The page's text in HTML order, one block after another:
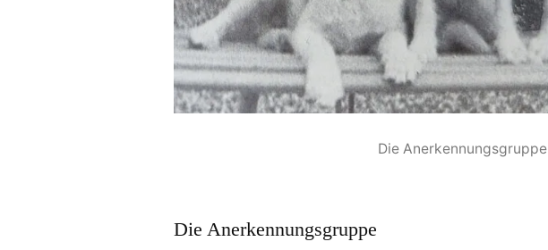
Die Anerkennungsgruppe
Die Anerkennungsgruppe